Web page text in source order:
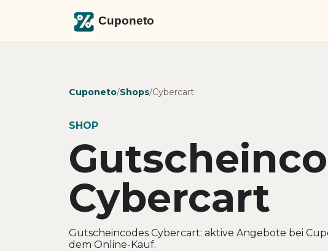
Cuponeto/Shops/Cybercart
SHOP
Cybercart
Gutscheincodes Cybercart: aktive Angebote bei
dem Online-Kauf.